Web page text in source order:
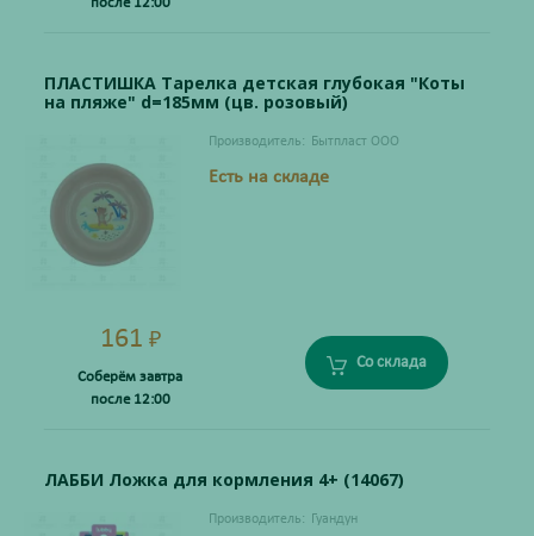
после 12:00
ПЛАСТИШКА Тарелка детская глубокая "Коты
на пляже" d=185мм (цв. розовый)
Производитель: Бытпласт ООО
Есть на складе
161 ₽
Соберём завтра
после 12:00
Со склада
ЛАББИ Ложка для кормления 4+ (14067)
Производитель: Гуандун